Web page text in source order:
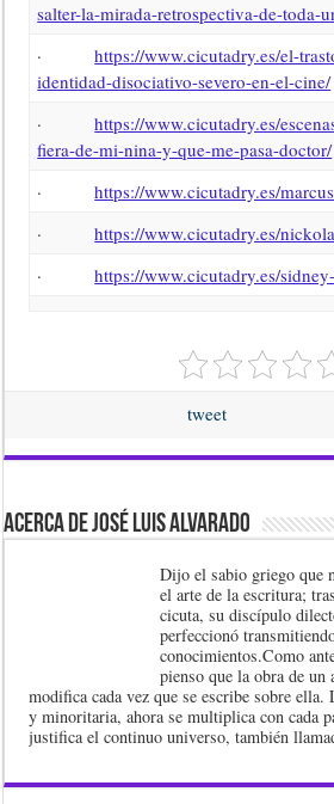
salter-la-mirada-retrospectiva-de-toda-
·https://www.cicutadry.es/el-
identidad-disociativo-severo-en-el-cine/
·https://www.cicutadry.es/
fiera-de-mi-nina-y-que-me-pasa-doctor/
·https://www.cicutadry.es/
·https://www.cicutadry.es/
·https://www.cicutadry.es/
tweet
Acerca de José Luis Alvarado
Dijo el sabio griego que
el arte de la escritura;
cicuta, su discípulo
perfeccionó
conocimientos.Como
pienso que la obra de
modifica cada vez que se escribe sobre
y minoritaria, ahora se multiplica con cada
justifica el continuo universo, también